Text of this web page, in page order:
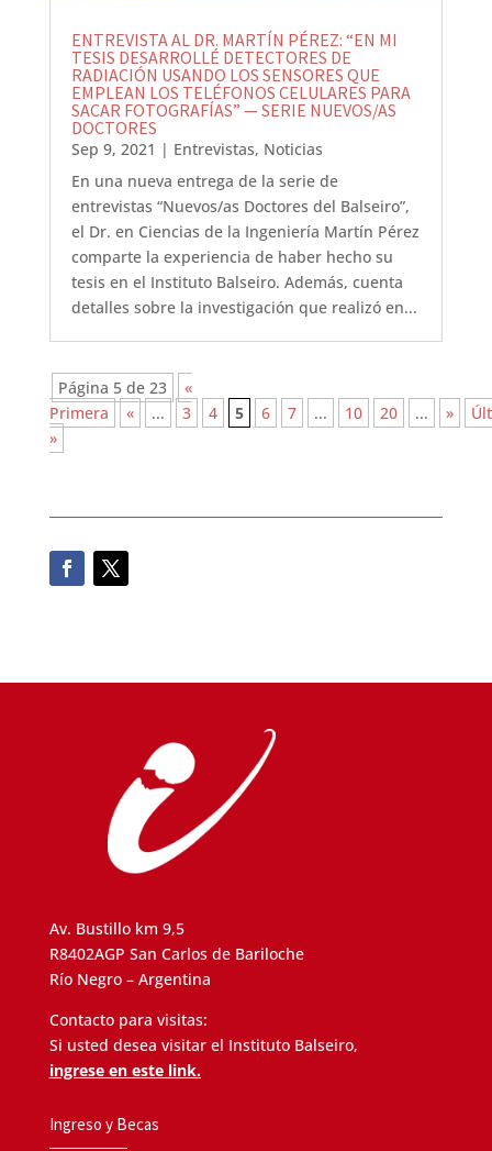
ENTREVISTA AL DR. MARTÍN PÉREZ: “EN MI
TESIS DESARROLLÉ DETECTORES DE
RADIACIÓN USANDO LOS SENSORES QUE
EMPLEAN LOS TELÉFONOS CELULARES PARA
SACAR FOTOGRAFÍAS” — SERIE NUEVOS/AS
DOCTORES
Sep 9, 2021 | Entrevistas, Noticias
En una nueva entrega de la serie de
entrevistas “Nuevos/as Doctores del Balseiro”,
el Dr. en Ciencias de la Ingeniería Martín Pérez
comparte la experiencia de haber hecho su
tesis en el Instituto Balseiro. Además, cuenta
detalles sobre la investigación que realizó en...
Página 5 de 23
«
Primera
« ... 3 4 5 6 7 ... 10 20 ... »
»
Av. Bustillo km 9,5
R8402AGP San Carlos de Bariloche
Río Negro – Argentina
Contacto para visitas:
Si usted desea visitar el Instituto Balseiro,
ingrese en este link.
Ingreso y Becas